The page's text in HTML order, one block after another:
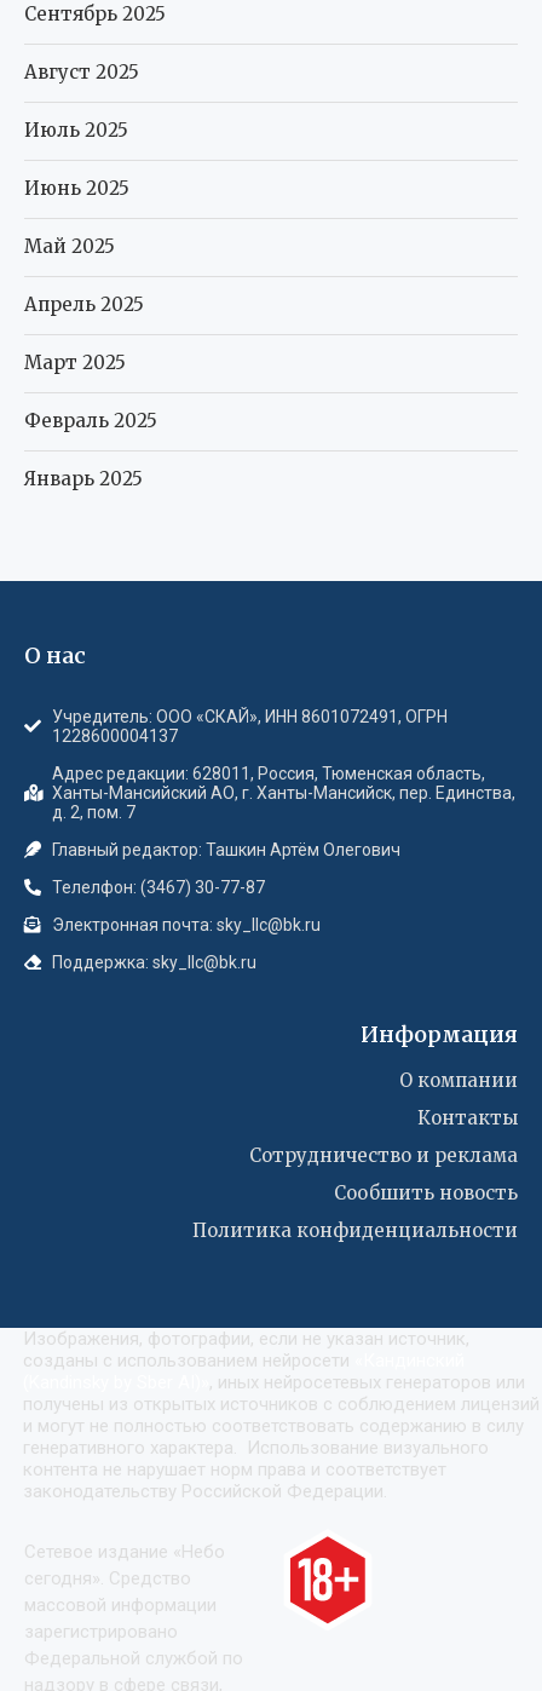
Сентябрь 2025
Август 2025
Июль 2025
Июнь 2025
Май 2025
Апрель 2025
Март 2025
Февраль 2025
Январь 2025
О нас
Учредитель: ООО «СКАЙ», ИНН 8601072491, ОГРН
1228600004137
Адрес редакции: 628011, Россия, Тюменская область,
Ханты-Мансийский АО, г. Ханты-Мансийск, пер. Единства,
д. 2, пом. 7
Главный редактор: Ташкин Артём Олегович
Телелфон: (3467) 30-77-87
Электронная почта: sky_llc@bk.ru
Поддержка: sky_llc@bk.ru
Информация
О компании
Контакты
Сотрудничество и реклама
Сообшить новость
Политика конфиденциальности
Изображения, фотографии, если не указан источник,
созданы с использованием нейросети
, иных нейросетевых генераторов или
получены из открытых источников с соблюдением лицензий
и могут не полностью соответствовать содержанию в силу
генеративного характера. Использование визуального
контента не нарушает норм права и соответствует
законодательству Российской Федерации.
Сетевое издание «Небо
сегодня». Средство
массовой информации
зарегистрировано
Федеральной службой по
надзору в сфере связи,